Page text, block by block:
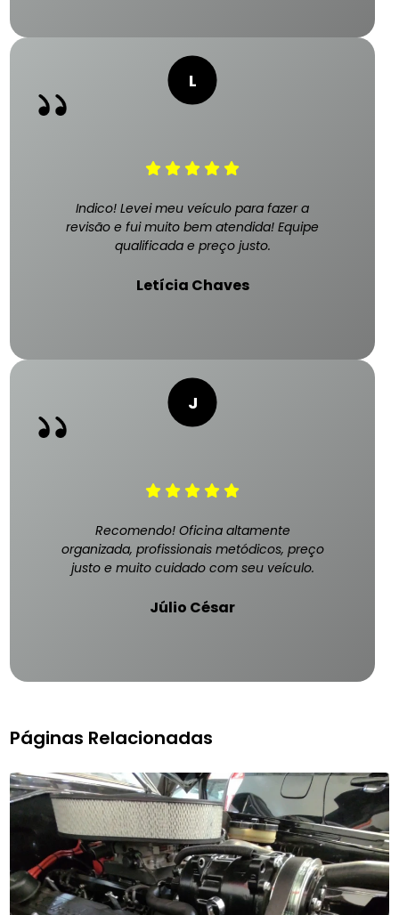
Indico! Levei meu veículo para fazer a
revisão e fui muito bem atendida! Equipe
qualificada e preço justo.
Letícia Chaves
Recomendo! Oficina altamente
organizada, profissionais metódicos, preço
justo e muito cuidado com seu veículo.
Júlio César
Páginas Relacionadas